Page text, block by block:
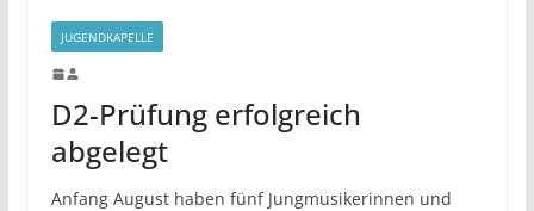
JUGENDKAPELLE
D2-Prüfung erfolgreich
abgelegt
Anfang August haben fünf Jungmusikerinnen und